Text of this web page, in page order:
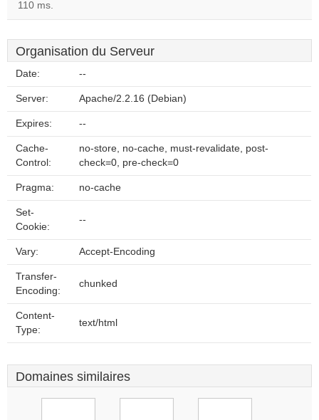
110 ms.
Organisation du Serveur
Date: --
Server: Apache/2.2.16 (Debian)
Expires: --
Cache-
Control:
no-store, no-cache, must-revalidate, post-
check=0, pre-check=0
Pragma: no-cache
Set-
Cookie:
--
Vary: Accept-Encoding
Transfer-
Encoding:
chunked
Content-
Type:
text/html
Domaines similaires